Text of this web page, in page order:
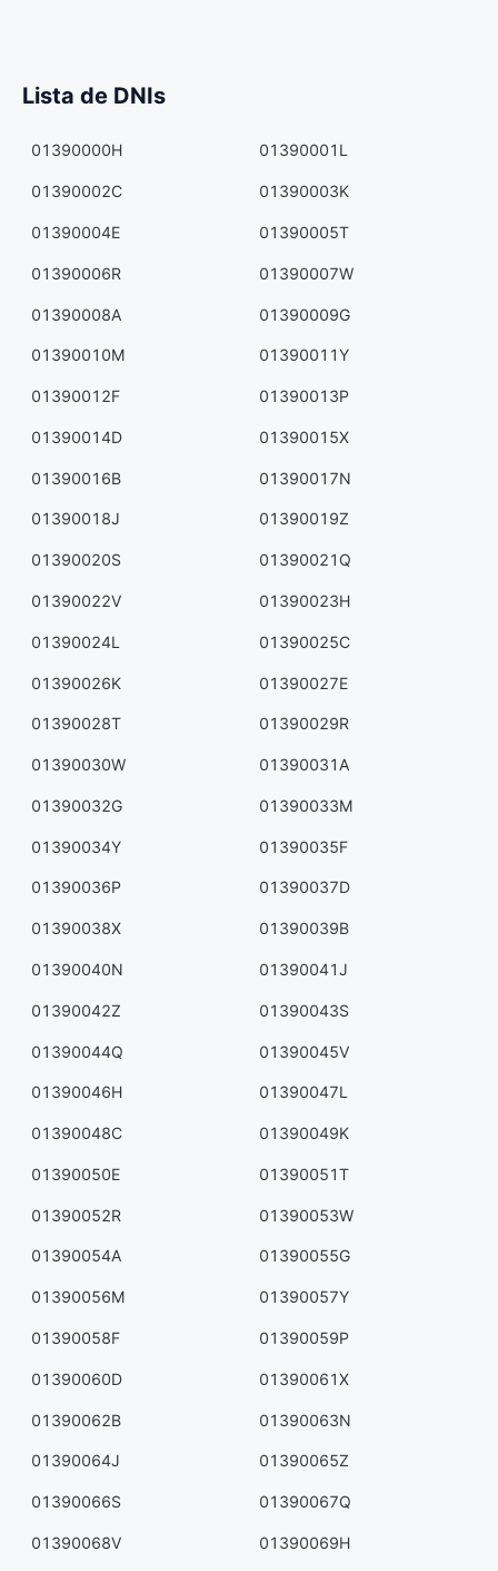
Lista de DNIs
01390000H 01390001L
01390002C 01390003K
01390004E 01390005T
01390006R 01390007W
01390008A 01390009G
01390010M 01390011Y
01390012F 01390013P
01390014D 01390015X
01390016B 01390017N
01390018J 01390019Z
01390020S 01390021Q
01390022V 01390023H
01390024L 01390025C
01390026K 01390027E
01390028T 01390029R
01390030W 01390031A
01390032G 01390033M
01390034Y 01390035F
01390036P 01390037D
01390038X 01390039B
01390040N 01390041J
01390042Z 01390043S
01390044Q 01390045V
01390046H 01390047L
01390048C 01390049K
01390050E 01390051T
01390052R 01390053W
01390054A 01390055G
01390056M 01390057Y
01390058F 01390059P
01390060D 01390061X
01390062B 01390063N
01390064J 01390065Z
01390066S 01390067Q
01390068V 01390069H